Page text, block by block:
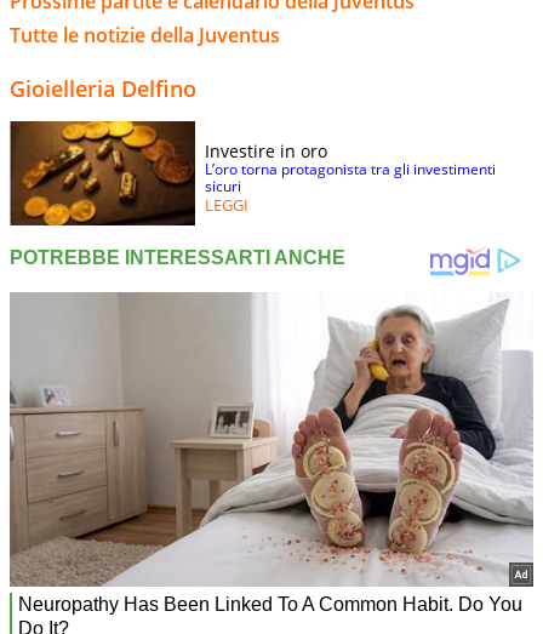
Tutte le notizie della Juventus
Gioielleria Delfino
Investire in oro
L’oro torna protagonista tra gli investimenti
sicuri
LEGGI